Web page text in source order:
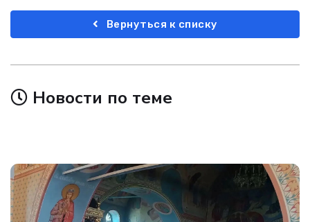
Вернуться к списку
Новости по теме